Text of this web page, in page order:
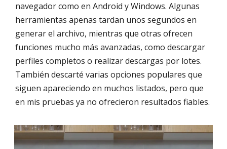
navegador como en Android y Windows. Algunas
herramientas apenas tardan unos segundos en
generar el archivo, mientras que otras ofrecen
funciones mucho más avanzadas, como descargar
perfiles completos o realizar descargas por lotes.
También descarté varias opciones populares que
siguen apareciendo en muchos listados, pero que
en mis pruebas ya no ofrecieron resultados fiables.